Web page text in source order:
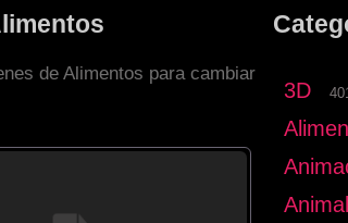
de Alimentos para cambiar
3D